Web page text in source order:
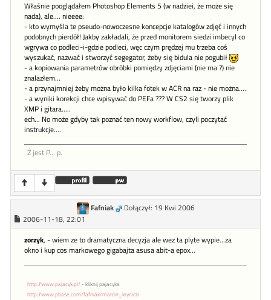
Właśnie pooglądałem Photoshop Elements 5 (w nadziei, że może się
nada), ale.... nieeee:
- kto wymyśla te pseudo-nowoczesne koncepcje katalogów zdjęć i innych
podobnych pierdół! Jakby zakładali, że przed monitorem siedzi imbecyl co
wgrywa co podleci-i-gdzie podleci, węc czym prędzej mu trzeba coś
wyszukać, nazwać i stworzyć segegator, żeby się bidula nie pogubił
- a kopiowania parametrów obróbki pomiędzy zdjęciami (nie ma ?) nie
znalazłem...
- a przynajmniej żeby można było kilka fotek w ACR na raz - nie można....
- a wyniki korekcji chce wpisywać do PEFa ??? W CS2 się tworzy plik
XMP i gitara.....
ech... No może gdyby tak poznać ten nowy workflow, czyli poczytać
instrukcje....
Ż jest P... p.
Fafniak
Dołączył: 19 Kwi 2006
2006-11-18, 22:01
zorzyk, - wiem ze to dramatyczna decyzja ale wez ta plyte wypie...za
okno i kup cos markowego gigabajta asusa abit-a epox...
http://www.pajacyk.pl/ - kliknij pajacyka
http://www.pbase.com/fafniak/marcin_krynicki